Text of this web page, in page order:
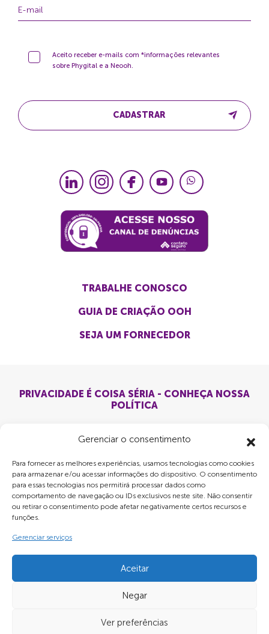
Gerenciar o consentimento
Para fornecer as melhores experiências, usamos tecnologias como cookies
para armazenar e/ou acessar informações do dispositivo. O consentimento
para essas tecnologias nos permitirá processar dados como
comportamento de navegação ou IDs exclusivos neste site. Não consentir
ou retirar o consentimento pode afetar negativamente certos recursos e
funções.
Gerenciar serviços
Aceitar
Negar
Ver preferências
Aceito receber e-mails com *informações relevantes
sobre Phygital e a Neooh.
CADASTRAR
TRABALHE CONOSCO
GUIA DE CRIAÇÃO OOH
SEJA UM FORNECEDOR
PRIVACIDADE É COISA SÉRIA - CONHEÇA NOSSA
POLÍTICA
LRC MIDIA OUT OF HOME LTDA - CNPJ: